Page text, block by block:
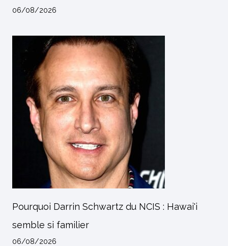
06/08/2026
Pourquoi Darrin Schwartz du NCIS : Hawai'i
semble si familier
06/08/2026